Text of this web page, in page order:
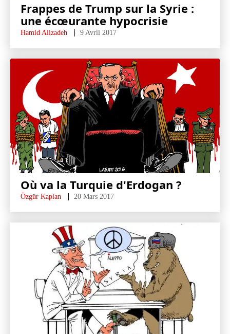
Frappes de Trump sur la Syrie :
une écœurante hypocrisie
Hamid Alizadeh 9 Avril 2017
Où va la Turquie d'Erdogan ?
Özgür Kaplan 20 Mars 2017